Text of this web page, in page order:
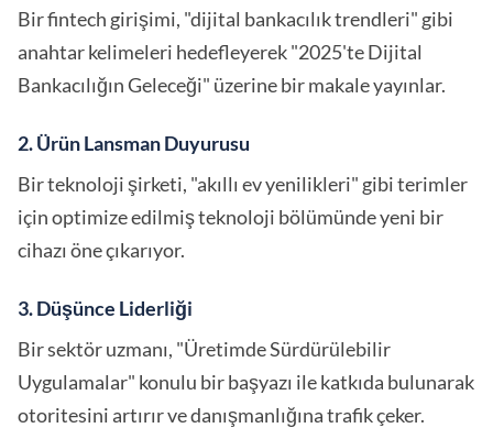
Bir fintech girişimi, "dijital bankacılık trendleri" gibi
anahtar kelimeleri hedefleyerek "2025'te Dijital
Bankacılığın Geleceği" üzerine bir makale yayınlar.
2. Ürün Lansman Duyurusu
Bir teknoloji şirketi, "akıllı ev yenilikleri" gibi terimler
için optimize edilmiş teknoloji bölümünde yeni bir
cihazı öne çıkarıyor.
3. Düşünce Liderliği
Bir sektör uzmanı, "Üretimde Sürdürülebilir
Uygulamalar" konulu bir başyazı ile katkıda bulunarak
otoritesini artırır ve danışmanlığına trafik çeker.